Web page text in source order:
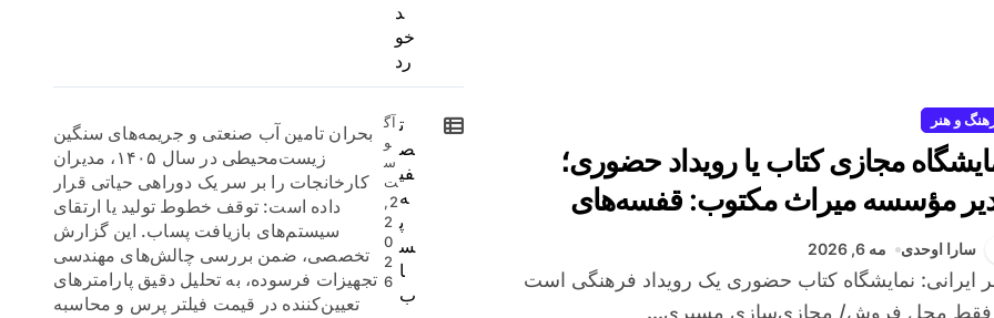
و هنر
مجازی کتاب یا رویداد حضوری؛
مؤسسه میراث مکتوب: قفسه‌های
هرگز جای نمایشگاه فیزیکی راسارا اوحدی مه 6, 2026
فقط محل فروش/ مجازی‌سازی مسیری...
د
خو
رد
ت
ص
فی
ه
پ
س
ا
ب
آگ
و
س
ت
2,
2
0
2
6
بحران تامین آب صنعتی و جریمه‌های سنگین
زیست‌محیطی در سال ۱۴۰۵، مدیران
کارخانجات را بر سر یک دوراهی حیاتی قرار
داده است: توقف خطوط تولید یا ارتقای
سیستم‌های بازیافت پساب. این گزارش
تخصصی، ضمن بررسی چالش‌های مهندسی
تجهیزات فرسوده، به تحلیل دقیق پارامترهای
تعیین‌کننده در قیمت فیلتر پرس و محاسبه